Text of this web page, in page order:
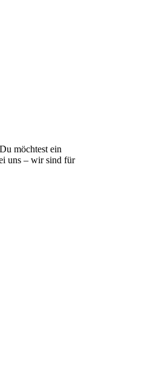
möchtest ein
uns – wir sind für